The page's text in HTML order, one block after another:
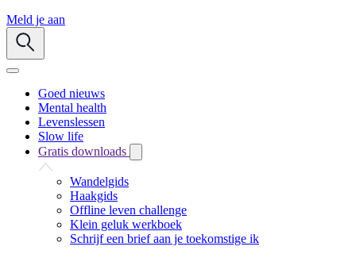
Meld je aan
Goed nieuws
Mental health
Levenslessen
Slow life
Gratis downloads
Wandelgids
Haakgids
Offline leven challenge
Klein geluk werkboek
Schrijf een brief aan je toekomstige ik